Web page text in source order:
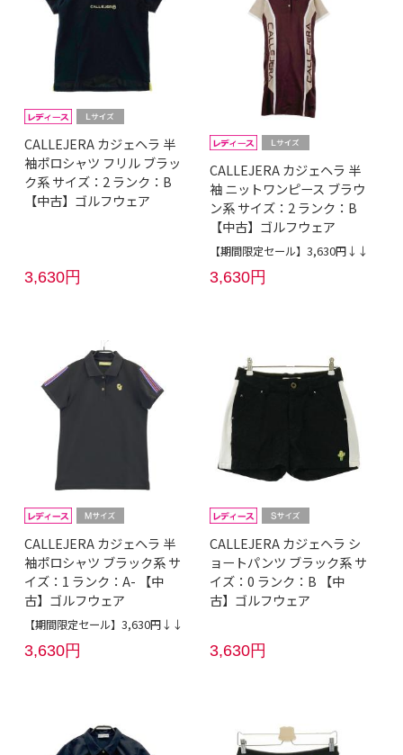
CALLEJERA カジェヘラ 半
袖ポロシャツ フリル ブラッ
ク系 サイズ：2 ランク：B
【中古】ゴルフウェア
3,630円
CALLEJERA カジェヘラ 半
袖 ニットワンピース ブラウ
ン系 サイズ：2 ランク：B
【中古】ゴルフウェア
【期間限定セール】3,630円↓↓
3,630円
CALLEJERA カジェヘラ 半
袖ポロシャツ ブラック系 サ
イズ：1 ランク：A- 【中
古】ゴルフウェア
【期間限定セール】3,630円↓↓
3,630円
CALLEJERA カジェヘラ シ
ョートパンツ ブラック系 サ
イズ：0 ランク：B 【中
古】ゴルフウェア
3,630円